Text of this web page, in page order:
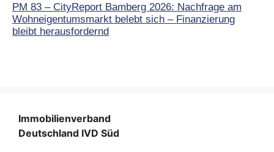
PM 83 – CityReport Bamberg 2026: Nachfrage am
Wohneigentumsmarkt belebt sich – Finanzierung
bleibt herausfordernd
Immobilienverband
Deutschland IVD Süd